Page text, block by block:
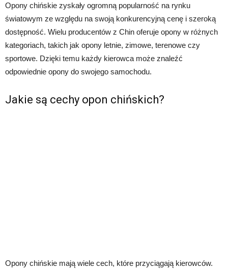
Opony chińskie zyskały ogromną popularność na rynku
światowym ze względu na swoją konkurencyjną cenę i szeroką
dostępność. Wielu producentów z Chin oferuje opony w różnych
kategoriach, takich jak opony letnie, zimowe, terenowe czy
sportowe. Dzięki temu każdy kierowca może znaleźć
odpowiednie opony do swojego samochodu.
Jakie są cechy opon chińskich?
Opony chińskie mają wiele cech, które przyciągają kierowców.